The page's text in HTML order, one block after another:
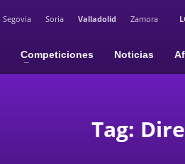
Segovia Soria Valladolid Zamora
Competiciones Noticias
Tag: